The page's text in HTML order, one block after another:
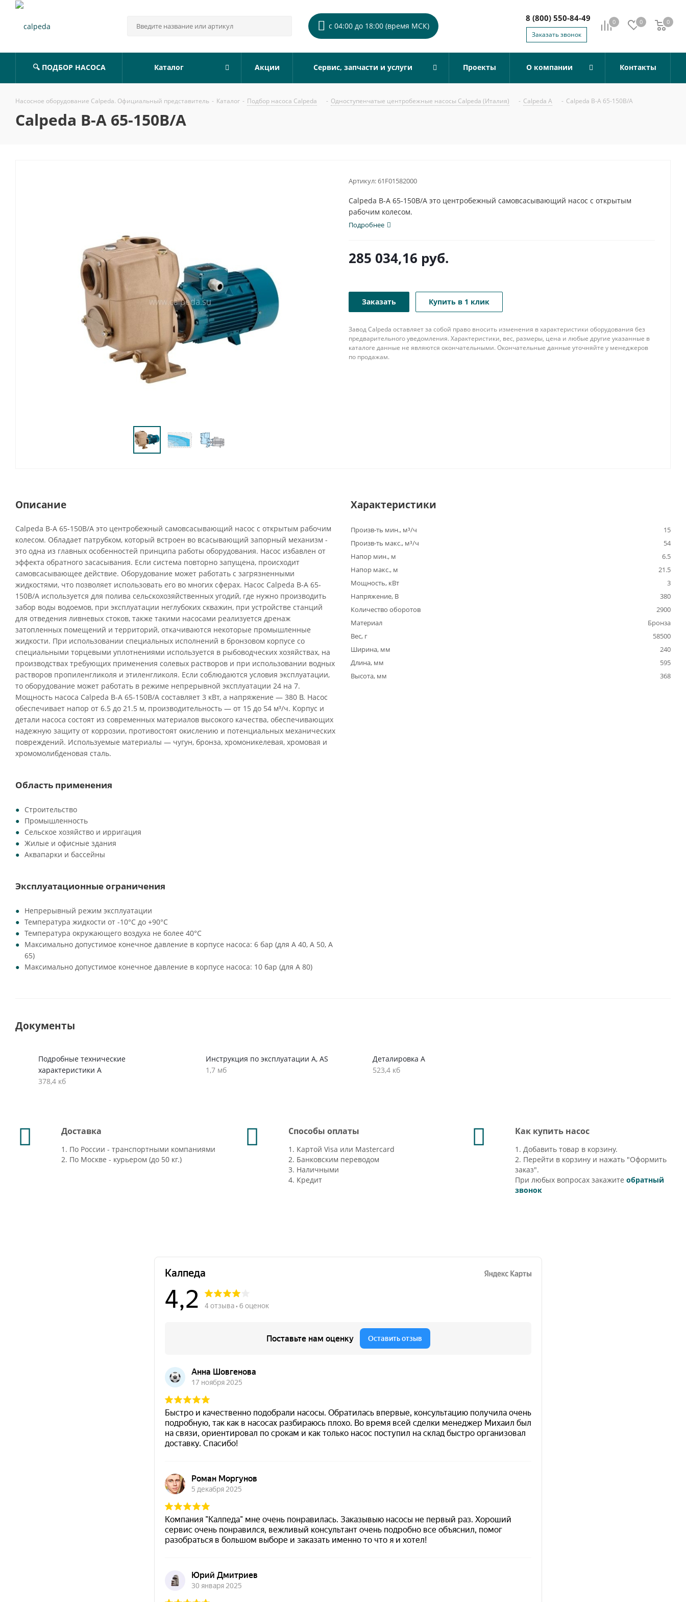
с 04:00 до 18:00 (время МСК) 0 0 0
0
8 (800) 550-84-49
Заказать звонок
🔍 ПОДБОР НАСОСА Каталог Акции Сервис, запчасти и услуги Проекты О компании Контакты
Насосное оборудование Calpeda. Официальный представитель - Каталог - Подбор насоса Calpeda - Одноступенчатые центробежные насосы Calpeda (Италия) - Calpeda A - Calpeda B-A 65-150B/A
Calpeda B-A 65-150B/A
Артикул:61F01582000
Calpeda B-A 65-150B/A это центробежный самовсасывающий насос с открытым
рабочим колесом.
Подробнее
285 034,16 руб.
Заказать Купить в 1 клик
Завод Calpeda оставляет за собой право вносить изменения в характеристики оборудования без
предварительного уведомления. Характеристики, вес, размеры, цена и любые другие указанные в
каталоге данные не являются окончательными. Окончательные данные уточняйте у менеджеров
по продажам.
Описание
Calpeda B-A 65-150B/A это центробежный самовсасывающий насос с открытым рабочим
колесом. Обладает патрубком, который встроен во всасывающий запорный механизм -
это одна из главных особенностей принципа работы оборудования. Насос избавлен от
эффекта обратного засасывания. Если система повторно запущена, происходит
самовсасывающее действие. Оборудование может работать с загрязненными
жидкостями, что позволяет использовать его во многих сферах. Насос Calpeda B-A 65-
150B/A используется для полива сельскохозяйственных угодий, где нужно производить
забор воды водоемов, при эксплуатации неглубоких скважин, при устройстве станций
для отведения ливневых стоков, также такими насосами реализуется дренаж
затопленных помещений и территорий, откачиваются некоторые промышленные
жидкости. При использовании специальных исполнений в бронзовом корпусе со
специальными торцевыми уплотнениями используется в рыбоводческих хозяйствах, на
производствах требующих применения солевых растворов и при использовании водных
растворов пропиленгликоля и этиленгликоля. Если соблюдаются условия эксплуатации,
то оборудование может работать в режиме непрерывной эксплуатации 24 на 7.
Мощность насоса Calpeda B-A 65-150B/A составляет 3 кВт, а напряжение — 380 В. Насос
обеспечивает напор от 6.5 до 21.5 м, производительность — от 15 до 54 м³/ч. Корпус и
детали насоса состоят из современных материалов высокого качества, обеспечивающих
надежную защиту от коррозии, противостоят окислению и потенциальных механических
повреждений. Используемые материалы — чугун, бронза, хромоникелевая, хромовая и
хромомолибденовая сталь.
Область применения
Строительство
Промышленность
Сельское хозяйство и ирригация
Жилые и офисные здания
Аквапарки и бассейны
Эксплуатационные ограничения
Непрерывный режим эксплуатации
Температура жидкости от -10°C до +90°C
Температура окружающего воздуха не более 40°C
Максимально допустимое конечное давление в корпусе насоса: 6 бар (для A 40, A 50, A
65)
Максимально допустимое конечное давление в корпусе насоса: 10 бар (для A 80)
Характеристики
Произв-ть мин., м³/ч
15
Произв-ть макс., м³/ч
54
Напор мин., м
6.5
Напор макс., м
21.5
Мощность, кВт
3
Напряжение, В
380
Количество оборотов
2900
Материал
Бронза
Вес, г
58500
Ширина, мм
240
Длина, мм
595
Высота, мм
368
Документы
Подробные технические
характеристики A
378,4 кб
Инструкция по эксплуатации A, AS
1,7 мб
Деталировка A
523,4 кб
Доставка
1. По России - транспортными компаниями
2. По Москве - курьером (до 50 кг.)
Способы оплаты
1. Картой Visa или Mastercard
2. Банковским переводом
3. Наличными
4. Кредит
Как купить насос
1. Добавить товар в корзину.
2. Перейти в корзину и нажать "Оформить
заказ".
При любых вопросах закажитеобратный
звонок